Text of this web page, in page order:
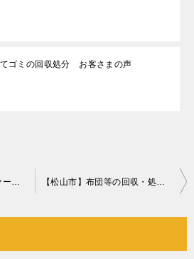
ゴミの回収処分 お客さまの声